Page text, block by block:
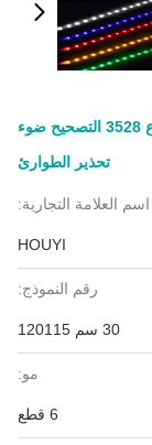
30 سنتيمتر مصباح أمامي للسيارة LED أنبوب قطاع 3528 التصحيح ضوء
تحذير الطوارئ
اسم العلامة التجارية:
HOUYI
رقم النموذج:
30 سم 120115
مو: